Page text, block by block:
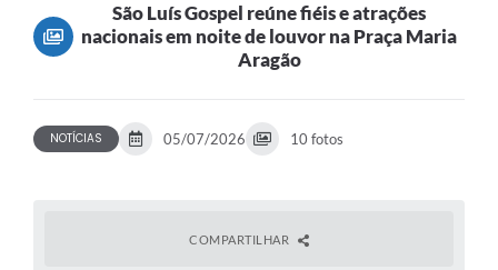
São Luís Gospel reúne fiéis e atrações
nacionais em noite de louvor na Praça Maria
Aragão
NOTÍCIAS 05/07/2026 10 fotos
COMPARTILHAR